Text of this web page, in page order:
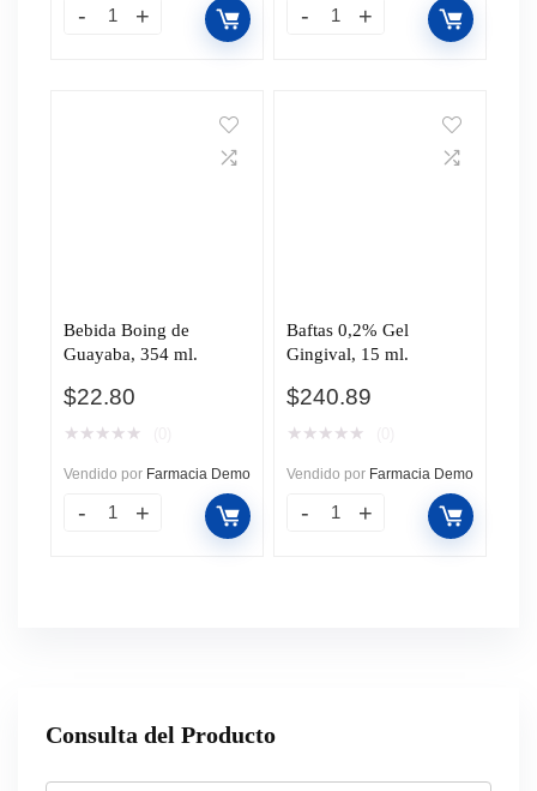
Bebida Boing de
Guayaba, 354 ml.
$22.80
★ ★ ★ ★ ★
Vendido por Farmacia Demo
Baftas 0,2% Gel
Gingival, 15 ml.
$240.89
★ ★ ★ ★ ★
Vendido por Farmacia Demo
Consulta del Producto